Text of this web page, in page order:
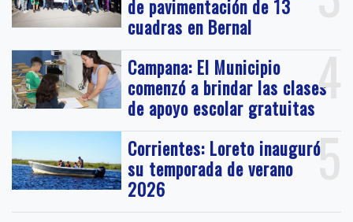
de pavimentación de 13
cuadras en Bernal
4
Campana: El Municipio
comenzó a brindar las clases
de apoyo escolar gratuitas
5
Corrientes: Loreto inauguró
su temporada de verano
2026